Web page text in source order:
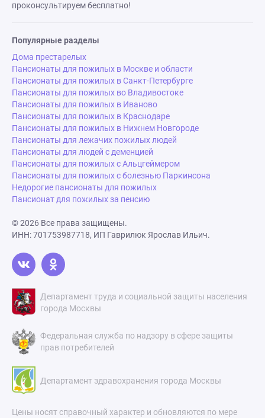
проконсультируем бесплатно!
Популярные разделы
Дома престарелых
Пансионаты для пожилых в Москве и области
Пансионаты для пожилых в Санкт-Петербурге
Пансионаты для пожилых во Владивостоке
Пансионаты для пожилых в Иваново
Пансионаты для пожилых в Краснодаре
Пансионаты для пожилых в Нижнем Новгороде
Пансионаты для лежачих пожилых людей
Пансионаты для людей с деменцией
Пансионаты для пожилых с Альцгеймером
Пансионаты для пожилых с болезнью Паркинсона
Недорогие пансионаты для пожилых
Пансионат для пожилых за пенсию
© 2026 Все права защищены.
ИНН: 701753987718, ИП Гаврилюк Ярослав Ильич.
Департамент труда и социальной защиты населения
города Москвы
Федеральная служба по надзору в сфере защиты
прав потребителей
Департамент здравохранения города Москвы
Цены носят справочный характер и обновляются по мере